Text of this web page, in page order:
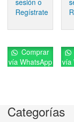
Regístrate
Comprar
vía WhatsApp
vía
Categorías